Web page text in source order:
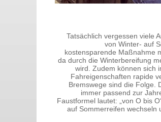
Tatsächlich vergessen viele
von Winter- auf
kostensparende Maßnahme
da durch die Winterbereifung
wird. Zudem können sich
Fahreigenschaften rapide
Bremswege sind die Folge.
immer passend zur
Faustformel lautet: „von O bis
auf Sommerreifen wechseln